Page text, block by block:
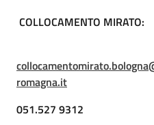
COLLOCAMENTO MIRATO:
romagna.it
051.527 9312